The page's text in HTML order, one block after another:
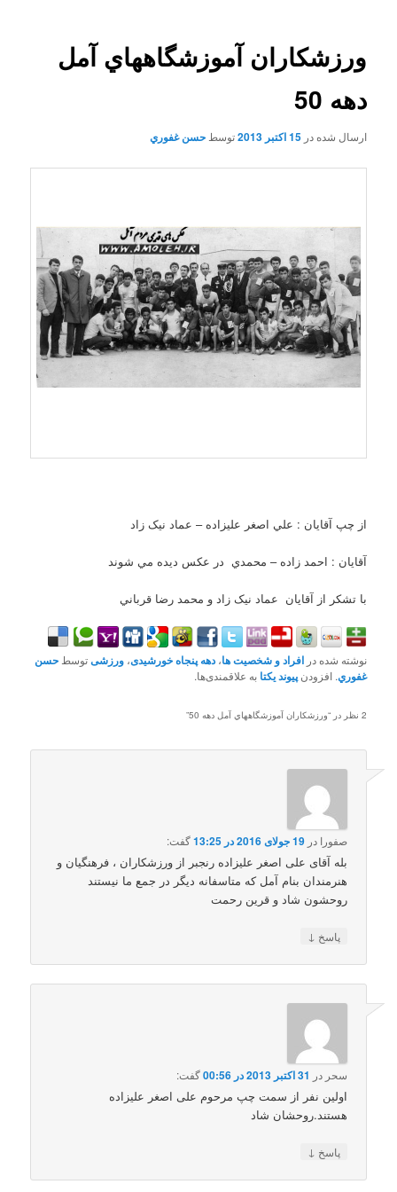
ورزشکاران آموزشگاههاي آمل
دهه 50
ارسال شده در15 اکتبر 2013 توسطحسن غفوري
از چپ آقايان :​ علي اصغر عليزاده – عماد نيک زاد
آقايان : احمد زاده – محمدي در عکس ديده مي شوند
با تشکر از آقايان عماد نيک زاد و محمد رضا قرباني
نوشته شده درافراد و شخصیت ها،دهه پنجاه خورشیدی،ورزشیتوسطحسن
غفوري. افزودنپیوند یکتا به علاقمندی‌ها.
2 نظر در “ ورزشکاران آموزشگاههاي آمل دهه 50 ”
صفورا در19 جولای 2016 در 13:25 گفت:
بله آقای علی اصغر علیزاده رنجبر از ورزشکاران ، فرهنگیان و
هنرمندان بنام آمل که متاسفانه دیگر در جمع ما نیستند
روحشون شاد و قرین رحمت
پاسخ ↓
سحر در 31 اکتبر 2013 در 00:56 گفت:
اولین نفر از سمت چپ مرحوم علی اصغر علیزاده
هستند.روحشان شاد
پاسخ ↓